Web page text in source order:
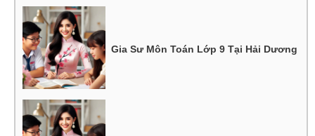
Gia Sư Môn Toán Lớp 9 Tại Hải Dương